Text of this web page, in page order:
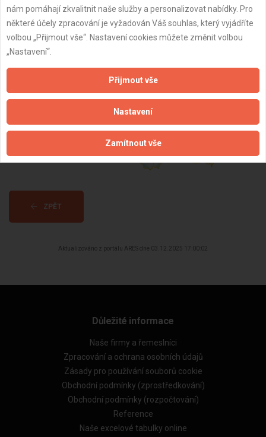
DPH: Plátce
Věk: 41 let
Datum registrace:
Dostupnost:
ZPĚT
Aktualizováno z portálu ARES dne 03.12.2025 17:00:02
Důležité informace
Naše firmy a řemeslníci
Zpracování a ochrana osobních údajů
Zásady pro používání souborů cookie
Obchodní podmínky (zprostředkování)
Obchodní podmínky (rozpočtování)
Reference
Naše excelové tabulky online
nám pomáhají zkvalitnit naše služby a personalizovat nabídky. Pro
některé účely zpracování je vyžadován Váš souhlas, který vyjádříte
volbou „Přijmout vše“. Nastavení cookies můžete změnit volbou
„Nastavení“.
Přijmout vše
Nastavení
Zamítnout vše